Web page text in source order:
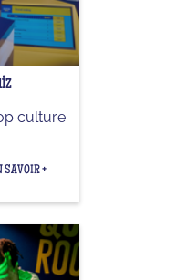
culture
SAVOIR +